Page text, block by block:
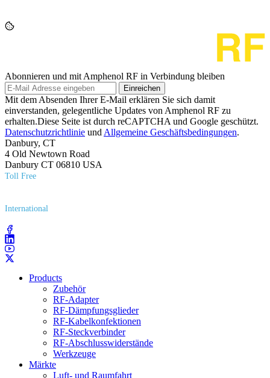
Abonnieren und mit Amphenol RF in Verbindung bleiben
Einreichen
Mit dem Absenden Ihrer E-Mail erklären Sie sich damit
einverstanden, gelegentliche Updates von Amphenol RF zu
erhalten.Diese Seite ist durch reCAPTCHA und Google geschützt.
Datenschutzrichtlinie und Allgemeine Geschäftsbedingungen.
Danbury, CT
4 Old Newtown Road
Danbury CT 06810 USA
Toll Free
International
Products
Zubehör
RF-Adapter
RF-Dämpfungsglieder
RF-Kabelkonfektionen
RF-Steckverbinder
RF-Abschlusswiderstände
Werkzeuge
Märkte
Luft- und Raumfahrt